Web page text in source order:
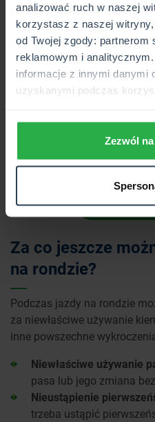
analizować ruch w naszej
korzystasz z naszej
od Twojej zgody: partnerom
reklamowym i
informacje z innymi danymi
uzyskanymi podczas
Zezwól
200 zł i 2 punkty karne
pasa ruchu lub zjazdu z
Od 20 do 500 zł w
utrudnianie lub
sygnalizowanie
informujetaryfikator
zasad dotyczących
Ustawa Prawo o ruchu
SPRAWDŹ
Za co jeszcze
na rondzie?
Podczas jazdy na rondzie
za niewłaściwe używanie
inne powszechne
Niewłaściwe używanie
pasa lub jego zmiana
Nieustąpienie
trzeba ustąpić